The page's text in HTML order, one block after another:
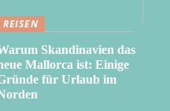
REISEN
Skandinavien das
Mallorca ist: Einige
für Urlaub im